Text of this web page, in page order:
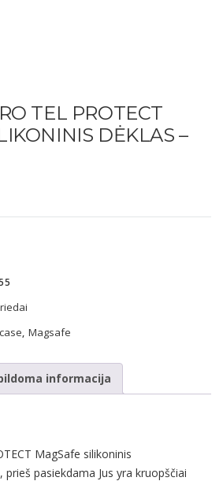
TEL PROTECT
DĖKLAS –
, Magsafe
informacija
MagSafe silikoninis
prieš pasiekdama Jus yra kruopščiai